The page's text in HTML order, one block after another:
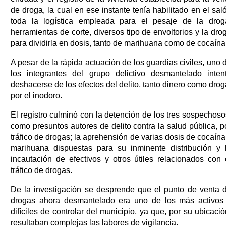
de droga, la cual en ese instante tenía habilitado en el
toda la logística empleada para el pesaje de la
herramientas de corte, diversos tipo de envoltorios y la
para dividirla en dosis, tanto de marihuana como de
A pesar de la rápida actuación de los guardias civiles, uno
los integrantes del grupo delictivo desmantelado
deshacerse de los efectos del delito, tanto dinero como
por el inodoro.
El registro culminó con la detención de los tres
como presuntos autores de delito contra la salud pública,
tráfico de drogas; la aprehensión de varias dosis de
marihuana dispuestas para su inminente distribución y
incautación de efectivos y otros útiles relacionados con
tráfico de drogas.
De la investigación se desprende que el punto de venta
drogas ahora desmantelado era uno de los más
difíciles de controlar del municipio, ya que, por su
resultaban complejas las labores de vigilancia.